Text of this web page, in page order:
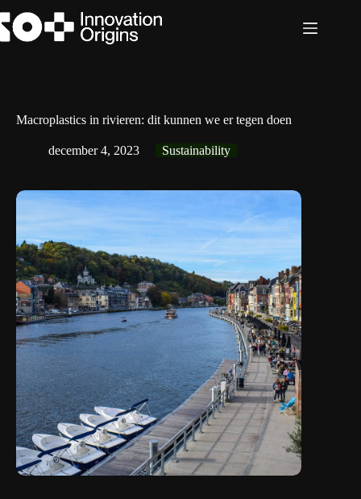
naar
de
Macroplastics in rivieren: dit kunnen we er tegen doen
december 4, 2023 Sustainability